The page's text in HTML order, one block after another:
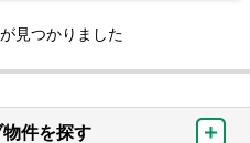
見つかりました
件を探す